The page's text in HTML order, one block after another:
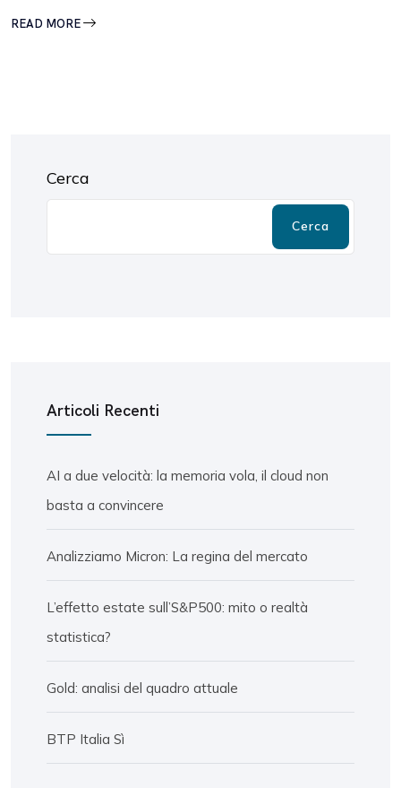
READ MORE
Cerca
Cerca
Articoli Recenti
AI a due velocità: la memoria vola, il cloud non
basta a convincere
Analizziamo Micron: La regina del mercato
L’effetto estate sull’S&P500: mito o realtà
statistica?
Gold: analisi del quadro attuale
BTP Italia Sì